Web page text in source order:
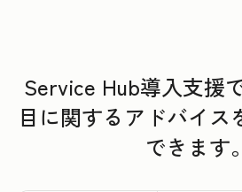
Service Hub導入支援
目に関するアドバイス
できます。